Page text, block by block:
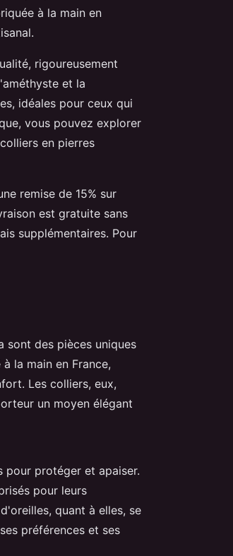
à la main en
rigoureusement
et la
idéales pour ceux qui
vous pouvez explorer
en pierres
remise de 15% sur
est gratuite sans
supplémentaires. Pour
sont des pièces uniques
la main en France,
Les colliers, eux,
un moyen élégant
pour protéger et apaiser.
pour leurs
quant à elles, se
préférences et ses